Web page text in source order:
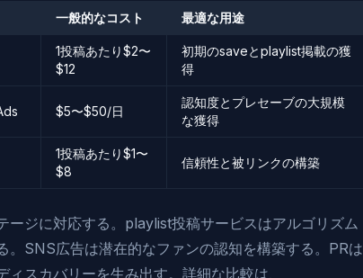
一般的なコスト 最適な用途
1投稿あたり$2〜
$12
初期のsaveとplaylist掲載の獲
得
$5〜$50/日
認知度とプレセーブの大規模
な獲得
1投稿あたり$1〜
$8
信頼性と被リンクの構築
ジに対応する。playlist投稿サービスはアルゴリズム
SNS広告は潜在的なファンの認知を構築する。PRは
スカバリーを生み出す。詳細な比較は、